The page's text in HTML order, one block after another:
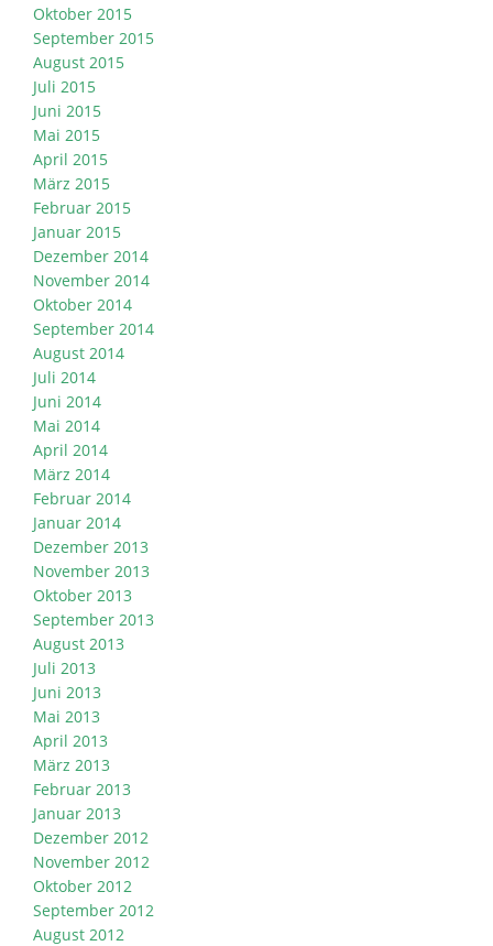
Oktober 2015
September 2015
August 2015
Juli 2015
Juni 2015
Mai 2015
April 2015
März 2015
Februar 2015
Januar 2015
Dezember 2014
November 2014
Oktober 2014
September 2014
August 2014
Juli 2014
Juni 2014
Mai 2014
April 2014
März 2014
Februar 2014
Januar 2014
Dezember 2013
November 2013
Oktober 2013
September 2013
August 2013
Juli 2013
Juni 2013
Mai 2013
April 2013
März 2013
Februar 2013
Januar 2013
Dezember 2012
November 2012
Oktober 2012
September 2012
August 2012